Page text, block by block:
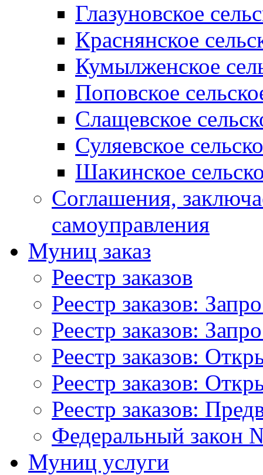
Глазуновское
Краснянское
Кумылженское
Поповское
Слащевское
Суляевское
Шакинское
Соглашения,
самоуправления
Муниц заказ
Реестр заказов
Реестр заказов:
Реестр заказов:
Реестр заказов:
Реестр заказов:
Реестр заказов:
Федеральный закон
Муниц услуги